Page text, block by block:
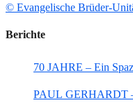
© Evangelische Brüder-
Berichte
70 JAHRE – Ein
PAUL GERHARDT